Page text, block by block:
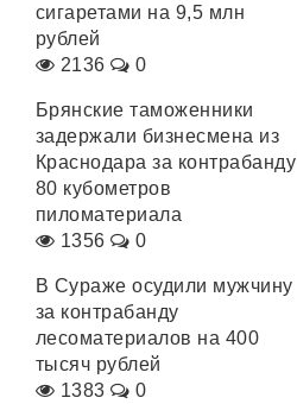
сигаретами на 9,5 млн
рублей
2136
0
Брянские таможенники
задержали бизнесмена из
Краснодара за контрабанду
80 кубометров
пиломатериала
1356
0
В Сураже осудили мужчину
за контрабанду
лесоматериалов на 400
тысяч рублей
1383
0